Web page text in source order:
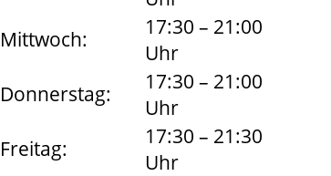
Mittwoch:
17:30 – 21:00
Uhr
Donnerstag:
17:30 – 21:00
Uhr
Freitag:
17:30 – 21:30
Uhr